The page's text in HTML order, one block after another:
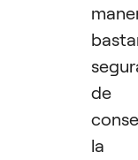
de
la